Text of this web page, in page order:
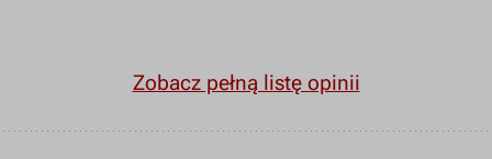
Zobacz pełną listę opinii